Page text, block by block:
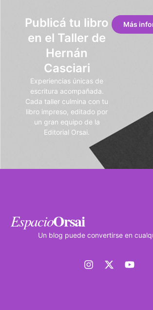
Publicá tu libro
en el Taller de
Hernán
Casciari
Experiencias únicas de
escritura acompañada.
Cada taller culmina con tu
libro impreso, editado por
un gran equipo de la
Editorial Orsai.
Más
EspacioOrsai
Un blog puede convertirse en